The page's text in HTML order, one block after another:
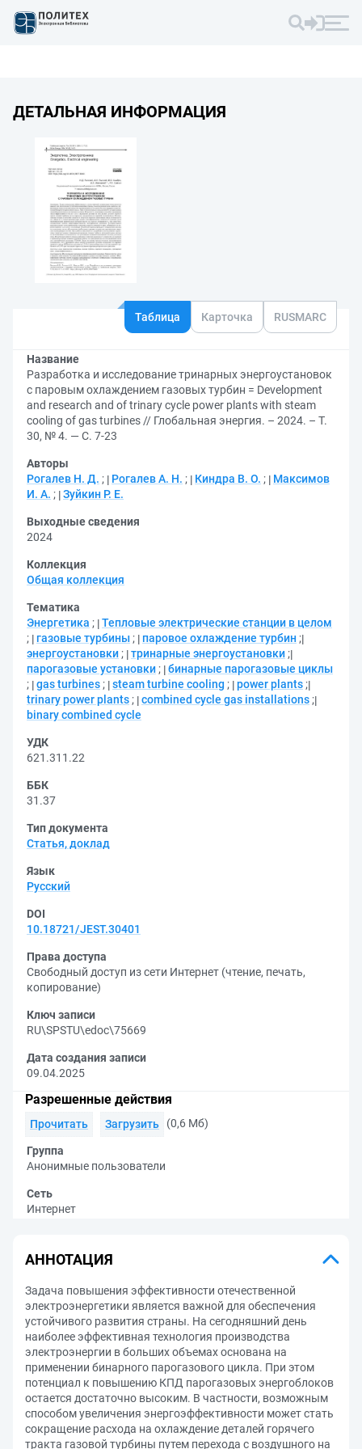
ДЕТАЛЬНАЯ ИНФОРМАЦИЯ
Таблица Карточка RUSMARC
Название
Разработка и исследование тринарных энергоустановок
с паровым охлаждением газовых турбин = Development
and research and of trinary cycle power plants with steam
cooling of gas turbines // Глобальная энергия. – 2024. – Т.
30, № 4. — С. 7-23
Авторы
Рогалев Н. Д. ; Рогалев А. Н. ; Киндра В. О. ;
Максимов
И. А. ; Зуйкин Р. Е.
Выходные сведения
2024
Коллекция
Общая коллекция
Тематика
Энергетика ; Тепловые электрические станции в целом
;
газовые турбины ; паровое охлаждение турбин ;
энергоустановки ; тринарные энергоустановки ;
парогазовые установки ; бинарные парогазовые циклы
; gas turbines ; steam turbine cooling ; power plants ;
trinary power plants ; combined cycle gas installations ;
binary combined cycle
УДК
621.311.22
ББК
31.37
Тип документа
Статья, доклад
Язык
Русский
DOI
10.18721/JEST.30401
Права доступа
Свободный доступ из сети Интернет (чтение, печать,
копирование)
Ключ записи
RU\SPSTU\edoc\75669
Дата создания записи
09.04.2025
Разрешенные действия
Прочитать Загрузить (0,6 Мб)
Группа
Анонимные пользователи
Сеть
Интернет
АННОТАЦИЯ
Задача повышения эффективности отечественной
электроэнергетики является важной для обеспечения
устойчивого развития страны. На сегодняшний день
наиболее эффективная технология производства
электроэнергии в больших объемах основана на
применении бинарного парогазового цикла. При этом
потенциал к повышению КПД парогазовых энергоблоков
остается достаточно высоким. В частности, возможным
способом увеличения энергоэффективности может стать
сокращение расхода на охлаждение деталей горячего
тракта газовой турбины путем перехода с воздушного на